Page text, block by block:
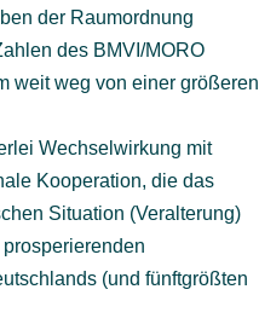
der Raumordnung
des BMVI/MORO
weit weg von einer größeren
Wechselwirkung mit
Kooperation, die das
Situation (Veralterung)
(und fünftgrößten